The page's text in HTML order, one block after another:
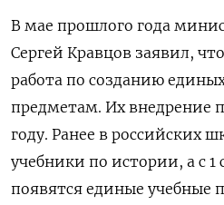
В мае прошлого года
Сергей Кравцов заявил,
работа по созданию
предметам. Их внедрение
году. Ранее в российских
учебники по истории, а с 1
появятся единые учебные